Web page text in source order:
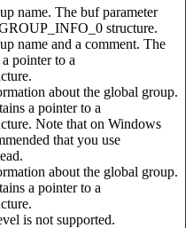
name. The buf parameter
structure.
name and a comment. The
pointer to a
about the global group.
a pointer to a
Note that on Windows
that you use
about the global group.
a pointer to a
is not supported.